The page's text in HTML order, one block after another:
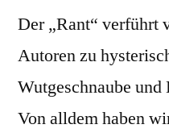
Der „Rant“ verführt
Autoren zu
Wutgeschnaube
Von alldem haben